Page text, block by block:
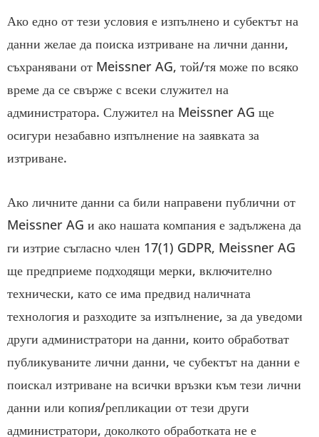
Ако едно от тези условия е изпълнено и субектът на
данни желае да поиска изтриване на лични данни,
съхранявани от Meissner AG, той/тя може по всяко
време да се свърже с всеки служител на
администратора. Служител на Meissner AG ще
осигури незабавно изпълнение на заявката за
изтриване.
Ако личните данни са били направени публични от
Meissner AG и ако нашата компания е задължена да
ги изтрие съгласно член 17(1) GDPR, Meissner AG
ще предприеме подходящи мерки, включително
технически, като се има предвид наличната
технология и разходите за изпълнение, за да уведоми
други администратори на данни, които обработват
публикуваните лични данни, че субектът на данни е
поискал изтриване на всички връзки към тези лични
данни или копия/репликации от тези други
администратори, доколкото обработката не е